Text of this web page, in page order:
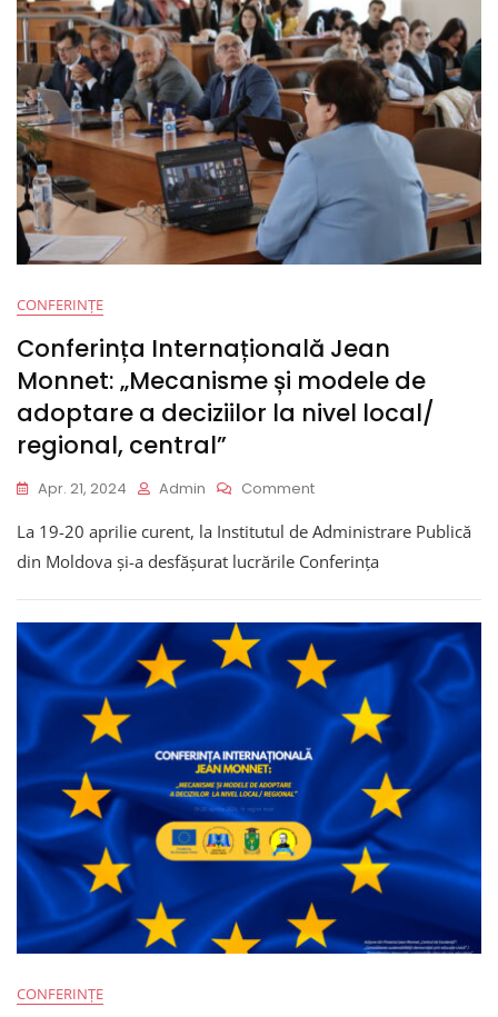
Instituțiilor
Societății
Civile
Ca
Bază
A
Rezilienței
Democratice
În
Contextul
Europene
Experiența
Transfrontalieră
Republica
Moldova
CONFERINȚE
Conferința Internațională Jean
Monnet: „Mecanisme și modele de
adoptare a deciziilor la nivel local/
regional, central”
Apr. 21, 2024 Admin CommentOn
Internațională
Jean
Monnet:
„Mecanisme
Și
Modele
De
Adoptare
A
Deciziilor
La
Nivel
Local/
Regional,
Central”
La 19-20 aprilie curent, la Institutul de Administrare Publică
din Moldova și-a desfășurat lucrările Conferința
CONFERINȚE